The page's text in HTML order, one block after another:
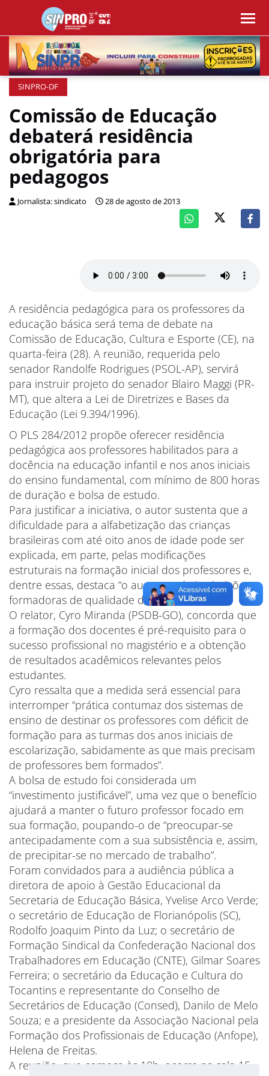
SINPRO-DF
Comissão de Educação
debaterá residência
obrigatória para
pedagogos
Jornalista: sindicato 28 de agosto de 2013
A residência pedagógica para os professores da
educação básica será tema de debate na
Comissão de Educação, Cultura e Esporte (CE), na
quarta-feira (28). A reunião, requerida pelo
senador Randolfe Rodrigues (PSOL-AP), servirá
para instruir projeto do senador Blairo Maggi (PR-
MT), que altera a Lei de Diretrizes e Bases da
Educação (Lei 9.394/1996).
O PLS 284/2012 propõe oferecer residência
pedagógica aos professores habilitados para a
docência na educação infantil e nos anos iniciais
do ensino fundamental, com mínimo de 800 horas
de duração e bolsa de estudo.
Para justificar a iniciativa, o autor sustenta que a
dificuldade para a alfabetização das crianças
brasileiras com até oito anos de idade pode ser
explicada, em parte, pelas modificações
estruturais na formação inicial dos professores e,
dentre essas, destaca “o aumento de instituições
formadoras de qualidade discutível”.
O relator, Cyro Miranda (PSDB-GO), concorda que
a formação dos docentes é pré-requisito para o
sucesso profissional no magistério e a obtenção
de resultados acadêmicos relevantes pelos
estudantes.
Cyro ressalta que a medida será essencial para
interromper “prática contumaz dos sistemas de
ensino de destinar os professores com déficit de
formação para as turmas dos anos iniciais de
escolarização, sabidamente as que mais precisam
de professores bem formados”.
A bolsa de estudo foi considerada um
“investimento justificável”, uma vez que o benefício
ajudará a manter o futuro professor focado em
sua formação, poupando-o de “preocupar-se
antecipadamente com a sua subsistência e, assim,
de precipitar-se no mercado de trabalho”.
Foram convidados para a audiência pública a
diretora de apoio à Gestão Educacional da
Secretaria de Educação Básica, Yvelise Arco Verde;
o secretário de Educação de Florianópolis (SC),
Rodolfo Joaquim Pinto da Luz; o secretário de
Formação Sindical da Confederação Nacional dos
Trabalhadores em Educação (CNTE), Gilmar Soares
Ferreira; o secretário da Educação e Cultura do
Tocantins e representante do Conselho de
Secretários de Educação (Consed), Danilo de Melo
Souza; e a presidente da Associação Nacional pela
Formação dos Profissionais de Educação (Anfope),
Helena de Freitas.
A reunião, que começa às 10h, ocorre na sala 15